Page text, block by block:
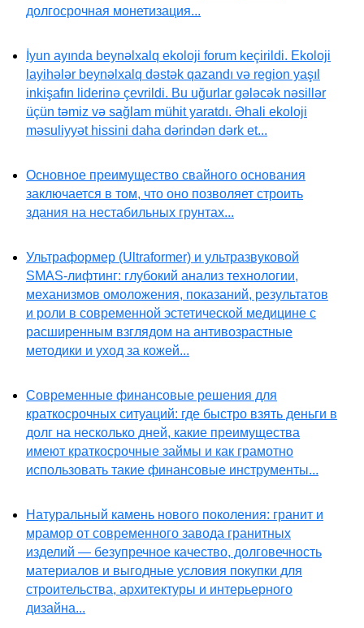
долгосрочная монетизация...
İyun ayında beynəlxalq ekoloji forum keçirildi. Ekoloji
layihələr beynəlxalq dəstək qazandı və region yaşıl
inkişafın liderinə çevrildi. Bu uğurlar gələcək nəsillər
üçün təmiz və sağlam mühit yaratdı. Əhali ekoloji
məsuliyyət hissini daha dərindən dərk et...
Основное преимущество свайного основания
заключается в том, что оно позволяет строить
здания на нестабильных грунтах...
Ультраформер (Ultraformer) и ультразвуковой
SMAS-лифтинг: глубокий анализ технологии,
механизмов омоложения, показаний, результатов
и роли в современной эстетической медицине с
расширенным взглядом на антивозрастные
методики и уход за кожей...
Современные финансовые решения для
краткосрочных ситуаций: где быстро взять деньги в
долг на несколько дней, какие преимущества
имеют краткосрочные займы и как грамотно
использовать такие финансовые инструменты...
Натуральный камень нового поколения: гранит и
мрамор от современного завода гранитных
изделий — безупречное качество, долговечность
материалов и выгодные условия покупки для
строительства, архитектуры и интерьерного
дизайна...